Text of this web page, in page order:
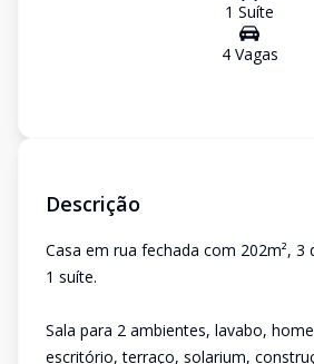
1 Suíte
4Vagas
Descrição
Casa em rua fechada com 202m²,
1 suíte.
Sala para 2 ambientes, lavabo,
escritório, terraço, solarium,